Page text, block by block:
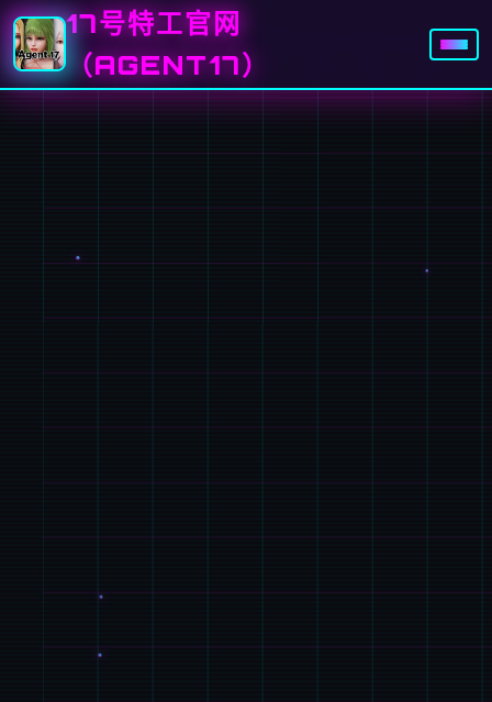
17号特工官网
（AGENT17）